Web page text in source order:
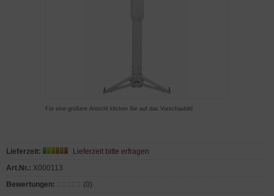
Für eine größere Ansicht klicken Sie auf das Vorschaubild
Lieferzeit:
Lieferzeit bitte erfragen
Art.Nr.: X000113
Bewertungen:
(0)